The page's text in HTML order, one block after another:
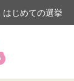
はじめての選挙